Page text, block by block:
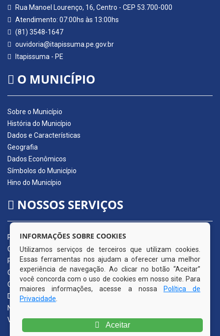
Rua Manoel Lourenço, 16, Centro - CEP 53.700-000
Atendimento: 07:00hs às 13:00hs
(81) 3548-1647
ouvidoria@itapissuma.pe.gov.br
Itapissuma - PE
O MUNICÍPIO
Sobre o Município
História do Município
Dados e Características
Geografia
Dados Econômicos
Símbolos do Município
Hino do Município
NOSSOS SERVIÇOS
Portal da Transparência
Carta de Serviços ao Usuário
Pedido de Acesso à Informação (e-SIC)
Ouvidoria Municipal
Quadro de Avisos
Diário Oficial da AMUPE
Nota Fiscal Eletrônica
Validador Nota Fiscal
INFORMAÇÕES SOBRE COOKIES
Utilizamos serviços de terceiros que utilizam cookies.
Essas ferramentas nos ajudam a oferecer uma melhor
experiência de navegação. Ao clicar no botão “Aceitar”
você concorda com o uso de cookies em nosso site. Para
maiores informações, acesse a nossa
Política de
Privacidade
Aceitar